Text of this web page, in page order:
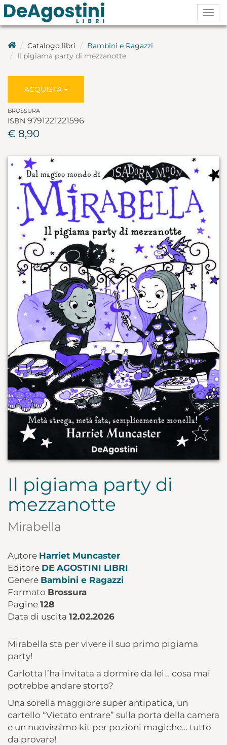
Catalogo libri
Bambini e Ragazzi
Il pigiama party di mezzanotte
ACQUISTA
BROSSURA
ISBN 9791221221596
€ 8,90
Il pigiama party di
mezzanotte
Mirabella
Autore Harriet Muncaster
Editore DE AGOSTINI LIBRI
Genere Bambini e Ragazzi
Formato Brossura
Pagine 128
Data di uscita 12.02.2026
Mirabella sta per vivere il suo primo pigiama
party!
Carlotta l’ha invitata a dormire da lei… cosa mai
potrebbe andare storto?
Una sorella maggiore super antipatica, un
cartello “Vietato entrare” sulla porta della camera
e un nuovissimo kit per pozioni magiche… tutto
da provare!